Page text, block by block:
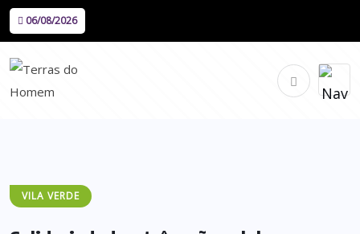
06/08/2026
VILA VERDE